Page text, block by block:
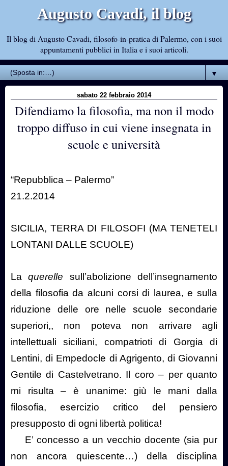
Augusto Cavadi, il blog
Il blog di Augusto Cavadi, filosofo-in-pratica di Palermo, con i suoi
appuntamenti pubblici in Italia e i suoi articoli.
▼
sabato 22 febbraio 2014
Difendiamo la filosofia, ma non il modo
troppo diffuso in cui viene insegnata in
scuole e università
“Repubblica – Palermo”
21.2.2014
SICILIA, TERRA DI FILOSOFI (MA TENETELI
LONTANI DALLE SCUOLE)
Laquerelle sull’abolizione dell’insegnamento
della filosofia da alcuni corsi di laurea, e sulla
riduzione delle ore nelle scuole secondarie
superiori,, non poteva non arrivare agli
intellettuali siciliani, compatrioti di Gorgia di
Lentini, di Empedocle di Agrigento, di Giovanni
Gentile di Castelvetrano. Il coro – per quanto
mi risulta – è unanime: giù le mani dalla
filosofia, esercizio critico del pensiero
presupposto di ogni libertà politica!
E’ concesso a un vecchio docente (sia pur
non ancora quiescente…) della disciplina